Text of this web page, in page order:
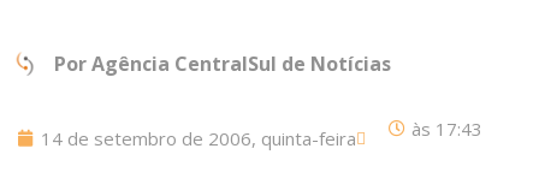
PorAgência CentralSul de Notícias
14 de setembro de 2006, quinta-feira às 17:43